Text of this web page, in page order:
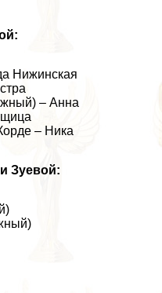
Нижинская
– Анна
– Ника
Зуевой: